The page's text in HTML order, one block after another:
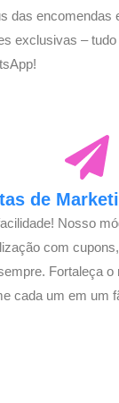
das encomendas
exclusivas – tudo
de
Nosso
com
Fortaleça
cada um em um